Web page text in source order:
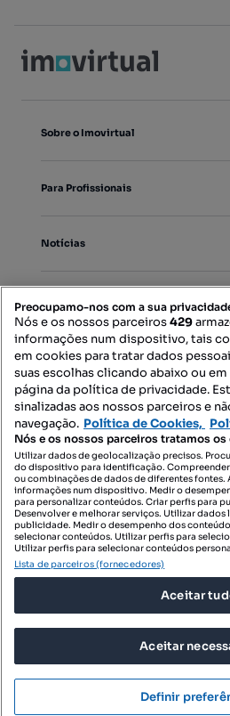
Sobre o Imovirtual
Para Profissionais
Notícias
Mapa do Site
Contacte-nos
SIGA-NOS:
© 2026 Imovirtual.com,
TERMOS DE
POLÍTICA DE
Preocupamo-nos com a sua
Nós e os nossos parceiros429
informações num dispositivo, tais
em cookies para tratar dados
suas escolhas clicando abaixo ou
página da política de privacidade.
sinalizadas aos nossos parceiros e
navegação. Política de Cookies,
Nós e os nossos parceiros tratamos
Utilizar dados de geolocalização precisos.
do dispositivo para identificação.
ou combinações de dados de diferentes fontes.
informações num dispositivo. Medir o
para personalizar conteúdos. Criar perfis para
Desenvolver e melhorar serviços. Utilizar
publicidade. Medir o desempenho dos
selecionar conteúdos. Utilizar perfis para
Utilizar perfis para selecionar conteúdos
Lista de parceiros (fornecedores)
Aceitar
Aceitar
Definir